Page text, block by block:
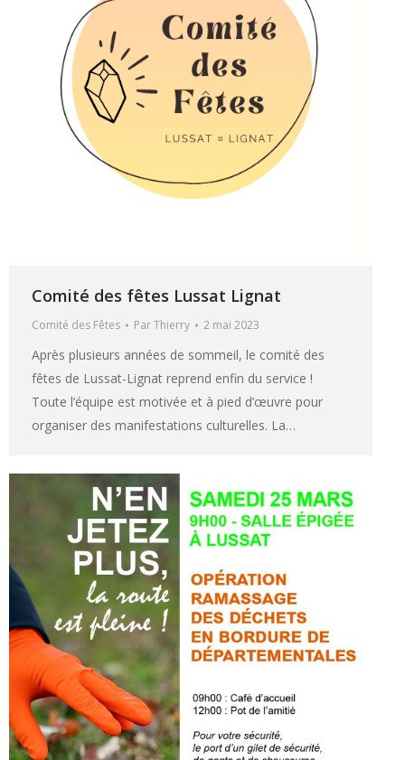
Comité des fêtes Lussat Lignat
Comité des Fêtes ParThierry 2 mai 2023
Après plusieurs années de sommeil, le comité des
fêtes de Lussat-Lignat reprend enfin du service !
Toute l’équipe est motivée et à pied d’œuvre pour
organiser des manifestations culturelles. La…